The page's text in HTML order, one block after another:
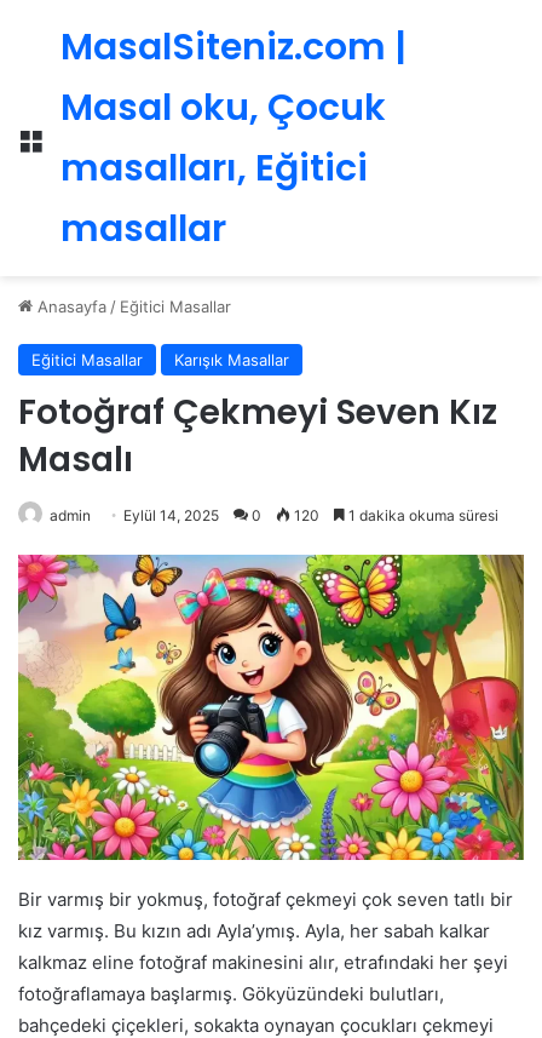
Menü
MasalSiteniz.com |
Masal oku, Çocuk
masalları, Eğitici
masallar
Anasayfa / Eğitici Masallar
Eğitici Masallar Karışık Masallar
Fotoğraf Çekmeyi Seven Kız
Masalı
admin Eylül 14, 2025 0 120 1 dakika okuma süresi
Bir varmış bir yokmuş, fotoğraf çekmeyi çok seven tatlı bir
kız varmış. Bu kızın adı Ayla’ymış. Ayla, her sabah kalkar
kalkmaz eline fotoğraf makinesini alır, etrafındaki her şeyi
fotoğraflamaya başlarmış. Gökyüzündeki bulutları,
bahçedeki çiçekleri, sokakta oynayan çocukları çekmeyi